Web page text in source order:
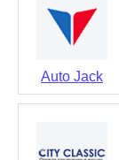
Auto Jack